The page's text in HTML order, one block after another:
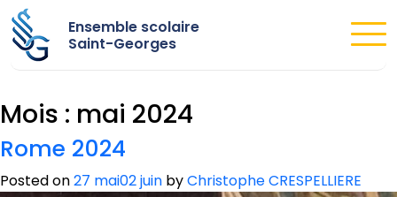
Ensemble scolaire
Saint-Georges
Mois : mai 2024
Rome 2024
Posted on27 mai02 juin byChristophe CRESPELLIERE